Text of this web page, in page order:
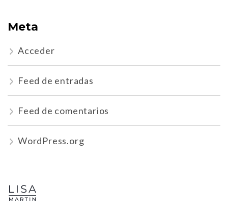
Meta
Acceder
Feed de entradas
Feed de comentarios
WordPress.org